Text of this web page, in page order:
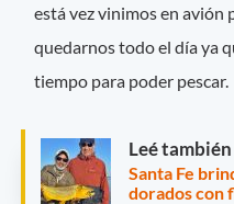
está vez vinimos en avión
quedarnos todo el día ya
tiempo para poder pescar.
Leé también
Santa Fe
dorados con